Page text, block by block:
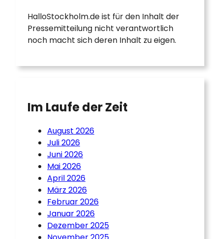
HalloStockholm.de ist für den Inhalt der
Pressemitteilung nicht verantwortlich
noch macht sich deren Inhalt zu eigen.
Im Laufe der Zeit
August 2026
Juli 2026
Juni 2026
Mai 2026
April 2026
März 2026
Februar 2026
Januar 2026
Dezember 2025